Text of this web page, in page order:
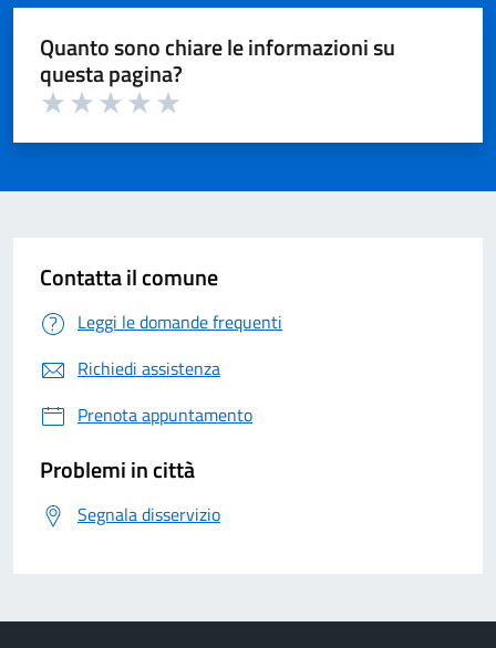
Quanto sono chiare le informazioni su
questa pagina?
Contatta il comune
Leggi le domande frequenti
Richiedi assistenza
Prenota appuntamento
Problemi in città
Segnala disservizio